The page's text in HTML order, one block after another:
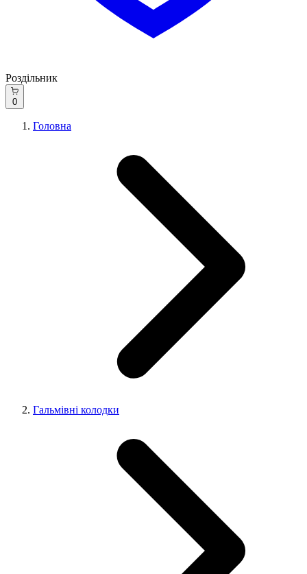
Роздільник
0
Головна
Гальмівні колодки